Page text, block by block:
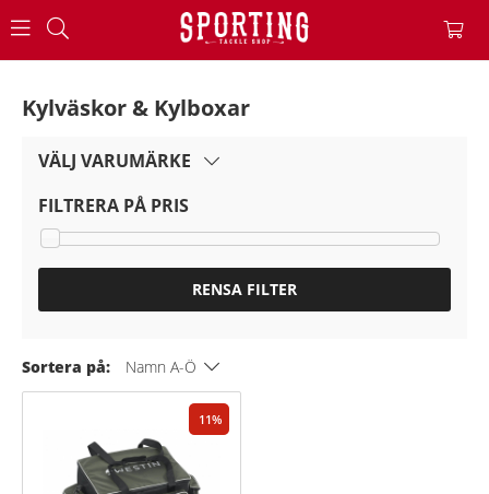
VÄLJ VARUMÄRKE
FILTRERA PÅ PRIS
RENSA FILTER
Kylväskor & Kylboxar
Sortera på: Namn A-Ö
11